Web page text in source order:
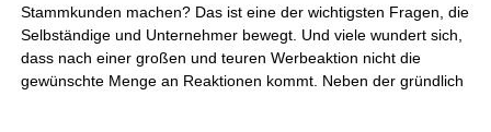
Stammkunden machen? Das ist eine der wichtigsten Fragen, die
Selbständige und Unternehmer bewegt. Und viele wundert sich,
dass nach einer großen und teuren Werbeaktion nicht die
gewünschte Menge an Reaktionen kommt. Neben der gründlich